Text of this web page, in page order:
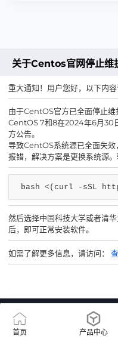
更多优惠
客服
首页 产品中心
关于Centos官网停止维
重大通知！用户您好，以下内容
由于CentOS官方已全面停止
CentOS 7和8在2024年6月30
方公告。
导致CentOS系统源已全面失
报错，解决方案是更换系统源。
bash <(curl -sSL
然后选择中国科技大学或者清
后，即可正常安装软件。
如需了解更多信息，请访问：